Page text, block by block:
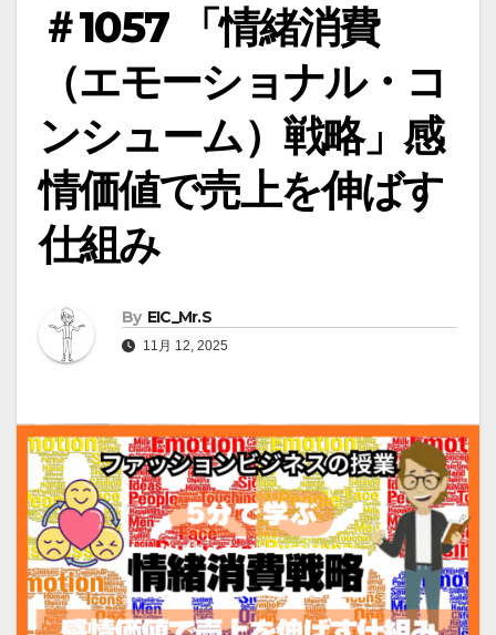
＃1057 「情緒消費
（エモーショナル・コ
ンシューム）戦略」感
情価値で売上を伸ばす
仕組み
By EIC_Mr.S
11月 12, 2025